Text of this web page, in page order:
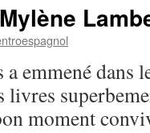
emmené dans
livres
moment